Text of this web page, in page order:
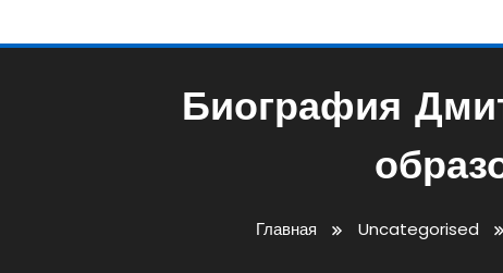
Биография
Главная Uncategorised